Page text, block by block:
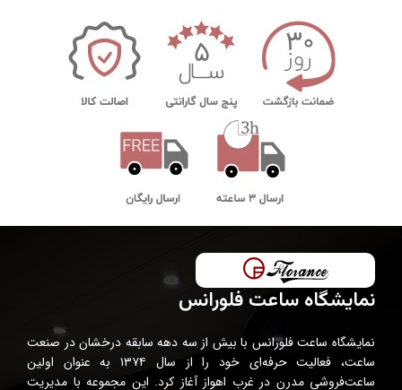
نمایشگاه ساعت فلورانس
نمایشگاه ساعت فلورانس با بیش از سه دهه سابقه درخشان در صنعت
ساعت، فعالیت حرفه‌ای خود را از سال ۱۳۷۴ به عنوان اولین
ساعت‌فروشی مدرن در غرب اهواز آغاز کرد. این مجموعه با مدیریت